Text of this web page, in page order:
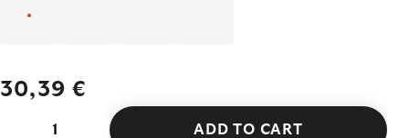
30,39 €
ADD TO CART